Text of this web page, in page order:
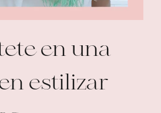
en una
estilizar